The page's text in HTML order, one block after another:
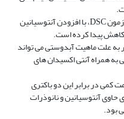
با توجه به داده های بدست آمده از آزمون DSC، با افزودن آنتوسیانین
پیدا کرده است.
به علت ماهیت آبدوستی می تواند
همراه آنتی اکسیدان های
کمی در برابر این دو باکتری
حاوی آنتوسیانین و نانوذرات
بود.